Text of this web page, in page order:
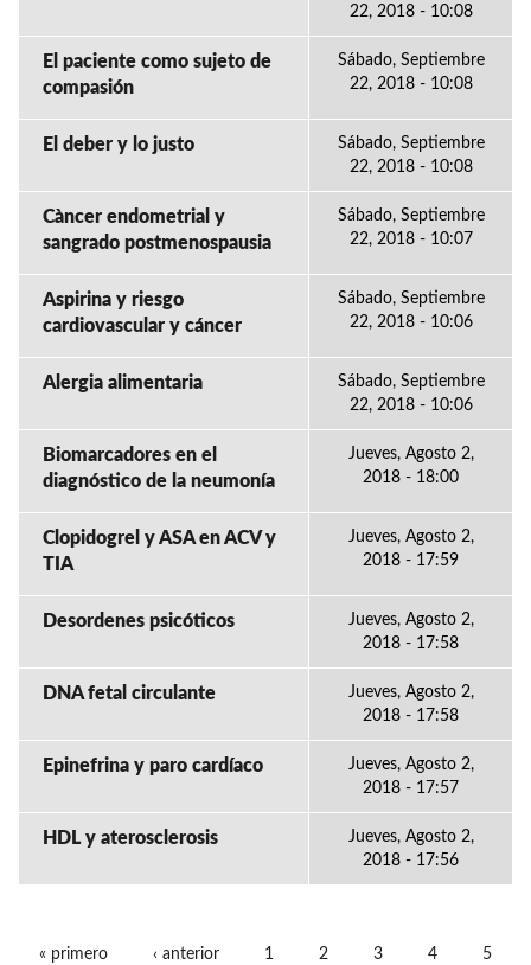
22, 2018 - 10:08
El paciente como sujeto de
compasión
Sábado, Septiembre
22, 2018 - 10:08
El deber y lo justo
Sábado, Septiembre
22, 2018 - 10:08
Càncer endometrial y
sangrado postmenospausia
Sábado, Septiembre
22, 2018 - 10:07
Aspirina y riesgo
cardiovascular y cáncer
Sábado, Septiembre
22, 2018 - 10:06
Alergia alimentaria
Sábado, Septiembre
22, 2018 - 10:06
Biomarcadores en el
diagnóstico de la neumonía
Jueves, Agosto 2,
2018 - 18:00
Clopidogrel y ASA en ACV y
TIA
Jueves, Agosto 2,
2018 - 17:59
Desordenes psicóticos
Jueves, Agosto 2,
2018 - 17:58
DNA fetal circulante
Jueves, Agosto 2,
2018 - 17:58
Epinefrina y paro cardíaco
Jueves, Agosto 2,
2018 - 17:57
HDL y aterosclerosis
Jueves, Agosto 2,
2018 - 17:56
« primero ‹ anterior 1 2 3 4 5